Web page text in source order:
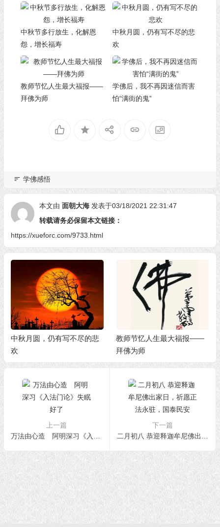
中秋节多行放生，化解恩
怨，增长福寿
中秋月圆，仍有写不尽的悲
欢
教师节忆人生最大福报——
拜佛为师
学佛后，我不再因迷信而害
怕“满街的鬼”
学佛感悟
本文由 面朝大海 发表于03/18/2021 22:31:47
转载请务必保留本文链接：
https://xueforc.com/9733.html
中秋月圆，仍有写不尽的悲
欢
教师节忆人生最大福报——
拜佛为师
上一篇
万法由心造 阿明深习《入法门论》失眠好了
下一篇
二月初八 恭迎释迦牟尼佛出家日，祈愿正法永驻，国泰民安